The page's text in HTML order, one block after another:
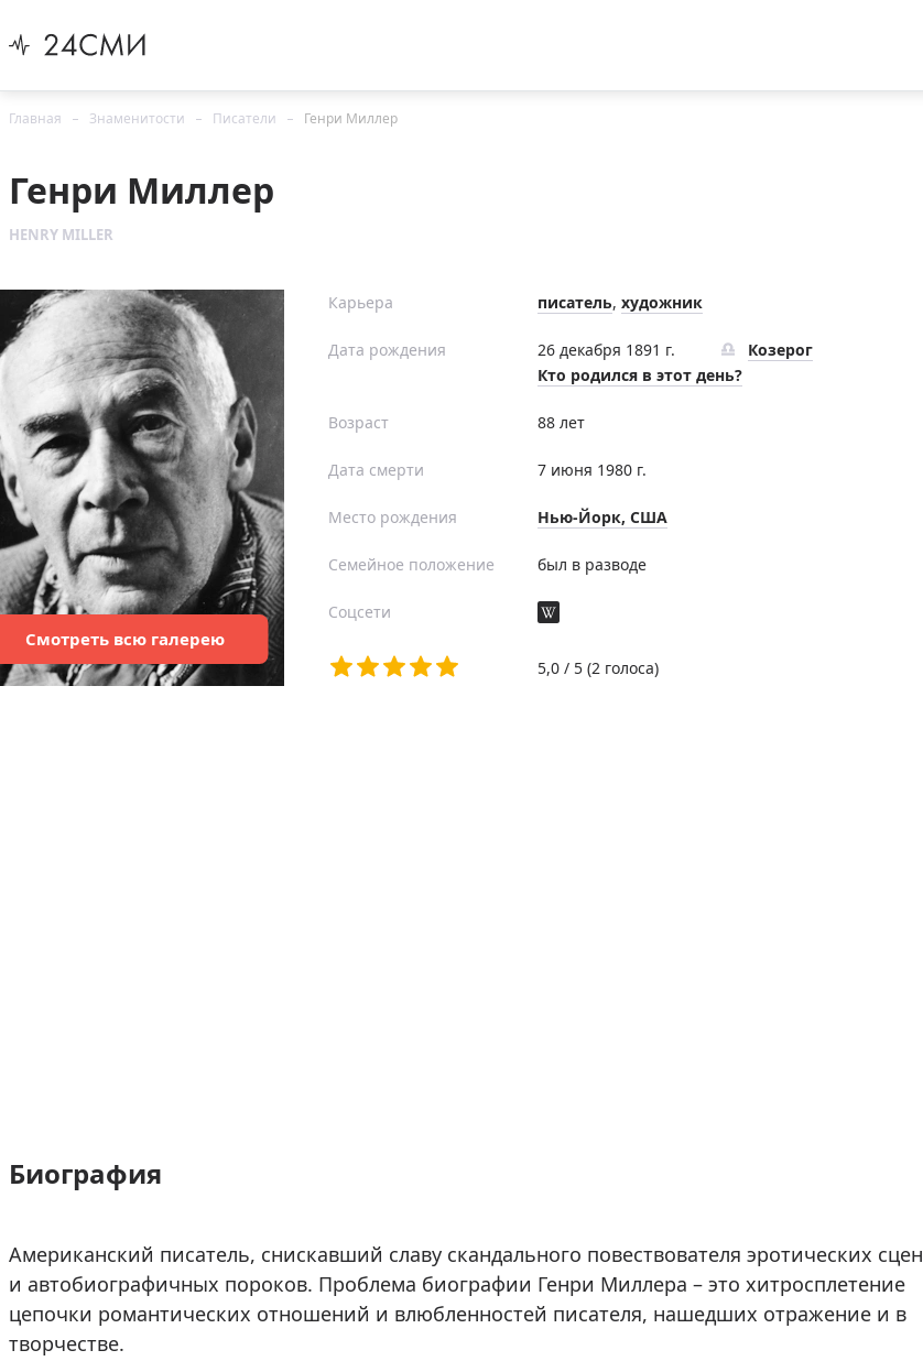
Главная Знаменитости Писатели Генри Миллер
Генри Миллер
HENRY MILLER
Смотреть всюгалерею
Карьера писатель, художник
Дата рождения 26 декабря 1891 г.
Козерог
Кто родился в этот день?
Возраст 88 лет
Дата смерти 7 июня 1980 г.
Место рождения Нью-Йорк, США
Семейное положение был в разводе
Соцсети
5,0 / 5 (2 голоса)
Биография
Американский писатель, снискавший славу скандального повествователя эротических сцен
и автобиографичных пороков. Проблема биографии Генри Миллера – это хитросплетение
цепочки романтических отношений и влюбленностей писателя, нашедших отражение и в
творчестве.